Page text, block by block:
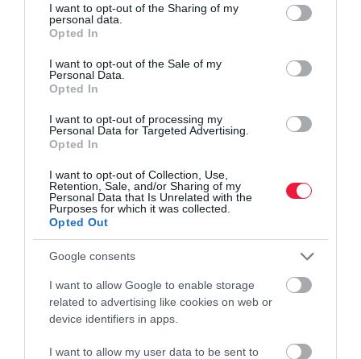
not limited to your visit or usage behaviour. You may click to
grant or deny consent to Google and its third-party tags to
use your data for below specified purposes in below Google
consent section.
I want to opt-out of the Sharing of my
personal data.
Opted In
I want to opt-out of the Sale of my
Personal Data.
Opted In
I want to opt-out of processing my
Personal Data for Targeted Advertising.
Opted In
I want to opt-out of Collection, Use,
Retention, Sale, and/or Sharing of my
Personal Data that Is Unrelated with the
Purposes for which it was collected.
Opted Out
Google consents
I want to allow Google to enable storage
related to advertising like cookies on web or
device identifiers in apps.
I want to allow my user data to be sent to